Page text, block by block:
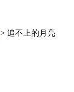
> 追不上的月亮